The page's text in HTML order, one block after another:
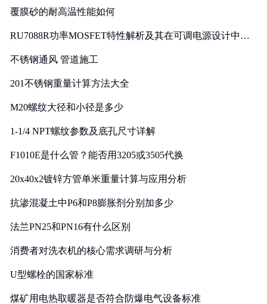
覆膜砂的耐高温性能如何
RU7088R功率MOSFET特性解析及其在可调电源设计中的
不锈钢通风 管道施工
201不锈钢重量计算方法大全
M20螺纹大径和小径是多少
1-1/4 NPT螺纹参数及底孔尺寸详解
F1010E是什么管？能否用3205或3505代换
20x40x2镀锌方管单米重量计算与应用分析
抗渗混凝土中P6和P8膨胀剂分别加多少
法兰PN25和PN16有什么区别
消费者对洗衣机的核心需求调研与分析
U型螺栓的国家标准
煤矿用电热取暖器是否符合防爆电气设备标准